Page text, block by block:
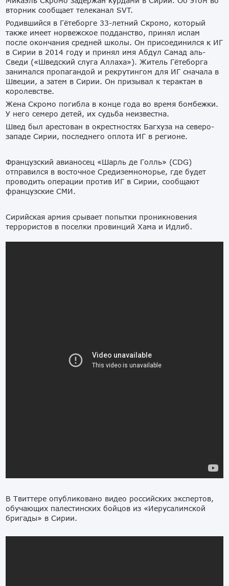
вторник сообщает телеканал SVT.
Родившийся в Гётеборге 33-летний Скромо, который
также имеет норвежское подданство, принял ислам
после окончания средней школы. Он присоединился к ИГ
в Сирии в 2014 году и принял имя Абдул Самад аль-
Сведи («Шведский слуга Аллаха»). Житель Гётеборга
занимался пропагандой и рекрутингом для ИГ сначала в
Швеции, а затем в Сирии. Он призывал к терактам в
королевстве.
Жена Скромо погибла в конце года во время бомбежки.
У него семеро детей, их судьба неизвестна.
Швед был арестован в окрестностях Багхуза на северо-
западе Сирии, последнего оплота ИГ в регионе.
Французский авианосец «Шарль де Голль» (CDG)
отправился в восточное Средиземноморье, где будет
проводить операции против ИГ в Сирии, сообщают
французские СМИ.
Сирийская армия срывает попытки проникновения
террористов в поселки провинций Хама и Идлиб.
В Твиттере опубликовано видео российских экспертов,
обучающих палестинских бойцов из «Иерусалимской
бригады» в Сирии.